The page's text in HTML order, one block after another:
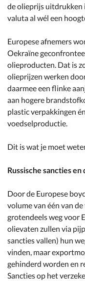
de olieprijs uitdrukken
valuta al wél een
Europese afnemers
Oekraïne
olieproducten. Dat is
olieprijzen werken
daarmee een flinke
aan hogere
plastic verpakkingen
voedselproductie.
Dit is wat je moet
Russische sancties
Door de Europese
volume van één van
grotendeels weg voor
olievaten zullen via
sancties vallen) hun
vinden, maar
gehinderd worden en
Sancties op het